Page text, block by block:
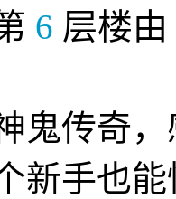
6 层楼由
鬼传奇
新手也